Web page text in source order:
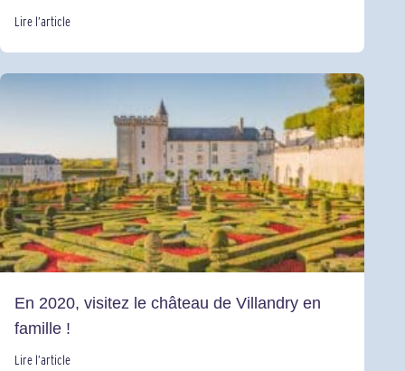
Lire l’article
En 2020, visitez le château de Villandry en
famille !
Lire l’article